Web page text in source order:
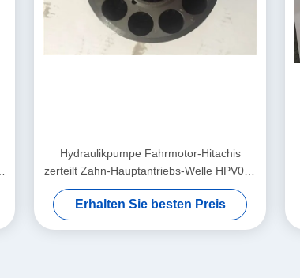
Hydraulikpumpe Fahrmotor-Hitachis
zerteilt Zahn-Hauptantriebs-Welle HPV091
16x46
Erhalten Sie besten Preis